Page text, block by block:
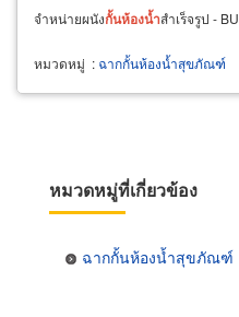
จำหน่ายผนังกั้นห้องน้ำสำเร็จรูป -
หมวดหมู่ : ฉากกั้นห้องน้ำสุขภัณฑ์
หมวดหมู่ที่เกี่ยวข้อง
ฉากกั้นห้องน้ำสุขภัณฑ์